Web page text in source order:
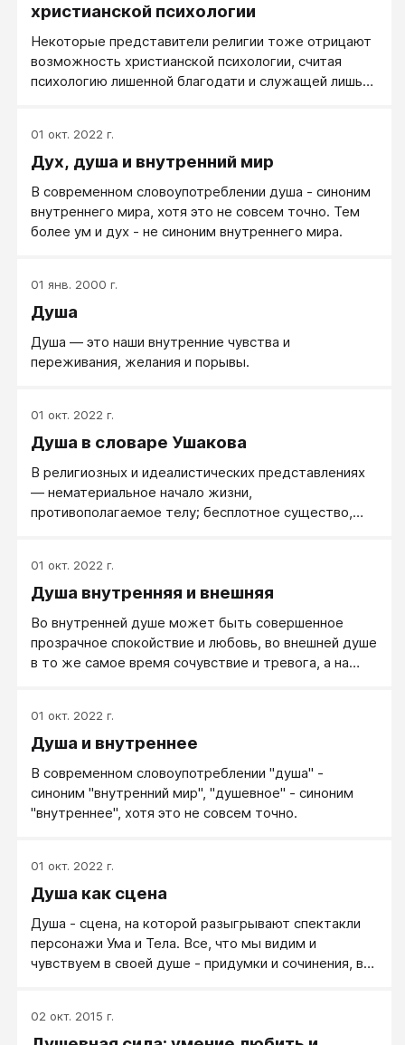
христианской психологии
Некоторые представители религии тоже отрицают
возможность христианской психологии, считая
психологию лишенной благодати и служащей лишь
01 окт. 2022 г.
Дух, душа и внутренний мир
В современном словоупотреблении душа - синоним
внутреннего мира, хотя это не совсем точно. Тем
более ум и дух - не синоним внутреннего мира.
01 янв. 2000 г.
Душа
Душа — это наши внутренние чувства и
переживания, желания и порывы.
01 окт. 2022 г.
Душа в словаре Ушакова
В религиозных и идеалистических представлениях
— нематериальное начало жизни,
противополагаемое телу; бесплотное существо,
01 окт. 2022 г.
Душа внутренняя и внешняя
Во внутренней душе может быть совершенное
прозрачное спокойствие и любовь, во внешней душе
в то же самое время сочувствие и тревога, а на
01 окт. 2022 г.
Душа и внутреннее
В современном словоупотреблении "душа" -
синоним "внутренний мир", "душевное" - синоним
"внутреннее", хотя это не совсем точно.
01 окт. 2022 г.
Душа как сцена
Душа - сцена, на которой разыгрывают спектакли
персонажи Ума и Тела. Все, что мы видим и
чувствуем в своей душе - придумки и сочинения, в
относится к этому всерьез…
02 окт. 2015 г.